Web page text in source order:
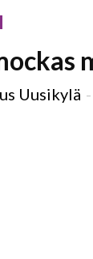
Uusikylä -